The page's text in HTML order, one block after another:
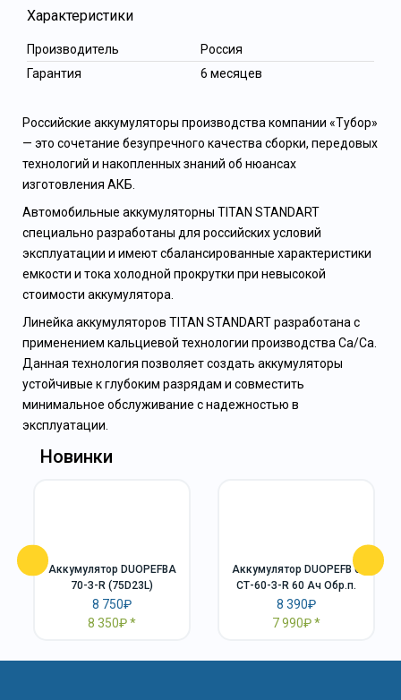
Характеристики
Производитель
Россия
Гарантия
6 месяцев
Российские аккумуляторы производства компании «Тубор»
— это сочетание безупречного качества сборки, передовых
технологий и накопленных знаний об нюансах
изготовления АКБ.
Автомобильные аккумуляторны TITAN STANDART
специально разработаны для российских условий
эксплуатации и имеют сбалансированные характеристики
емкости и тока холодной прокрутки при невысокой
стоимости аккумулятора.
Линейка аккумуляторов TITAN STANDART разработана с
применением кальциевой технологии производства Ca/Ca.
Данная технология позволяет создать аккумуляторы
устойчивые к глубоким разрядам и совместить
минимальное обслуживание с надежностью в
эксплуатации.
Новинки
Аккумулятор DUOPEFBА
70-З-R (75D23L)
8 750₽
8 350₽
Аккумулятор DUOPEFB 6
СТ-60-З-R 60 Ач Обр.п.
8 390₽
7 990₽